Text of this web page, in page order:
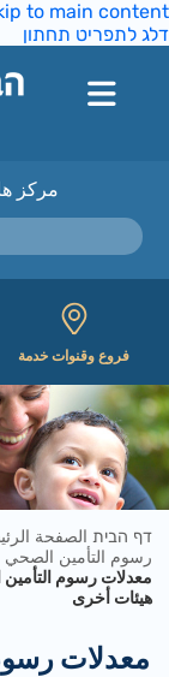
Skip to main
לתפריט תחתון
مركز
فروع وقنوات خدمة
דף הבית الصفحة
رسوم التأمين الصحي
معدلات رسوم
هيئات أخرى
معدلات